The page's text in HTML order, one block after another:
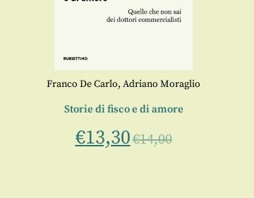
Franco De Carlo, Adriano Moraglio
Storie di fisco e di amore
€13,30€14,00